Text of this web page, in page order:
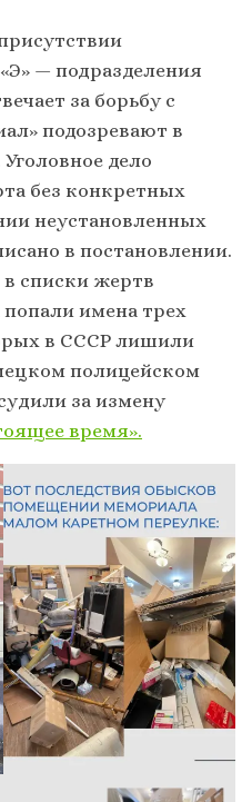
— подразделения
за борьбу с
подозревают в
дело
без конкретных
неустановленных
в постановлении.
списки жертв
имена трех
в СССР лишили
полицейском
за измену
время».